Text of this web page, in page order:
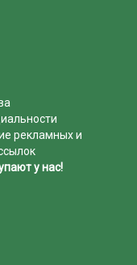
рекламных и
у нас!